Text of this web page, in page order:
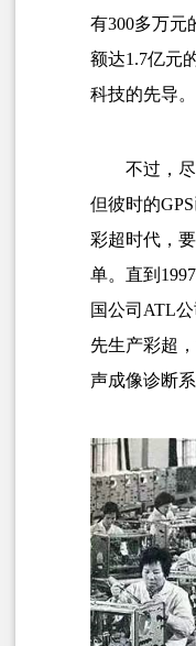
有300多万元
额达1.7亿元
科技的先导。
不过，
但彼时的
彩超时代，
单。直到
国公司ATL
先生产彩超
声成像诊断系